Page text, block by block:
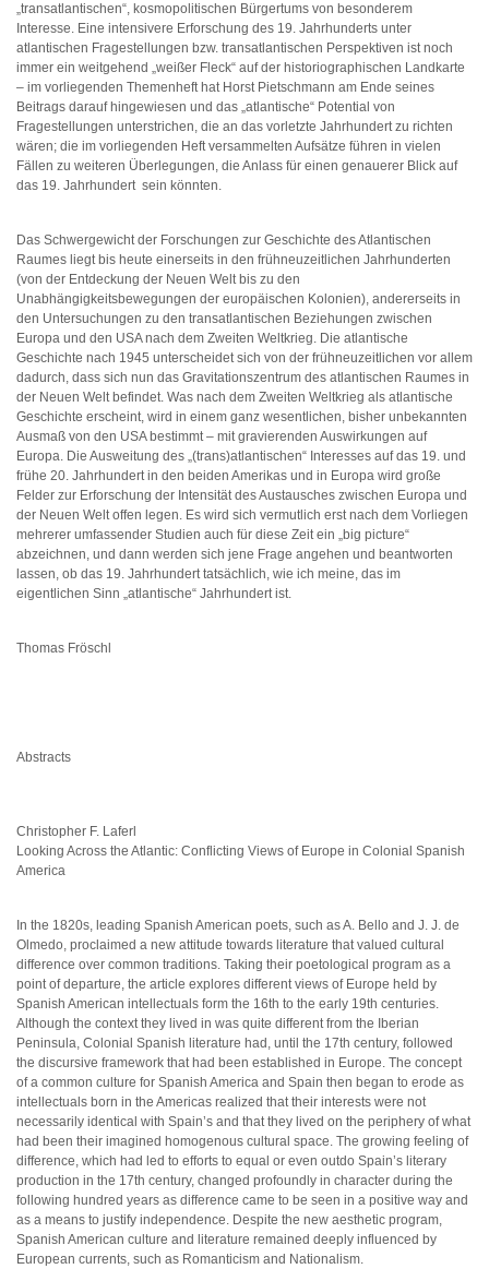
„transatlantischen“, kosmopolitischen Bürgertums von besonderem
Interesse. Eine intensivere Erforschung des 19. Jahrhunderts unter
atlantischen Fragestellungen bzw. transatlantischen Perspektiven ist noch
immer ein weitgehend „weißer Fleck“ auf der historiographischen Landkarte
– im vorliegenden Themenheft hat Horst Pietschmann am Ende seines
Beitrags darauf hingewiesen und das „atlantische“ Potential von
Fragestellungen unterstrichen, die an das vorletzte Jahrhundert zu richten
wären; die im vorliegenden Heft versammelten Aufsätze führen in vielen
Fällen zu weiteren Überlegungen, die Anlass für einen genauerer Blick auf
das 19. Jahrhundert sein könnten.
Das Schwergewicht der Forschungen zur Geschichte des Atlantischen
Raumes liegt bis heute einerseits in den frühneuzeitlichen Jahrhunderten
(von der Entdeckung der Neuen Welt bis zu den
Unabhängigkeitsbewegungen der europäischen Kolonien), andererseits in
den Untersuchungen zu den transatlantischen Beziehungen zwischen
Europa und den USA nach dem Zweiten Weltkrieg. Die atlantische
Geschichte nach 1945 unterscheidet sich von der frühneuzeitlichen vor allem
dadurch, dass sich nun das Gravitationszentrum des atlantischen Raumes in
der Neuen Welt befindet. Was nach dem Zweiten Weltkrieg als atlantische
Geschichte erscheint, wird in einem ganz wesentlichen, bisher unbekannten
Ausmaß von den USA bestimmt – mit gravierenden Auswirkungen auf
Europa. Die Ausweitung des „(trans)atlantischen“ Interesses auf das 19. und
frühe 20. Jahrhundert in den beiden Amerikas und in Europa wird große
Felder zur Erforschung der Intensität des Austausches zwischen Europa und
der Neuen Welt offen legen. Es wird sich vermutlich erst nach dem Vorliegen
mehrerer umfassender Studien auch für diese Zeit ein „big picture“
abzeichnen, und dann werden sich jene Frage angehen und beantworten
lassen, ob das 19. Jahrhundert tatsächlich, wie ich meine, das im
eigentlichen Sinn „atlantische“ Jahrhundert ist.
Thomas Fröschl
Abstracts
Christopher F. Laferl
Looking Across the Atlantic: Conflicting Views of Europe in Colonial Spanish
America
In the 1820s, leading Spanish American poets, such as A. Bello and J. J. de
Olmedo, proclaimed a new attitude towards literature that valued cultural
difference over common traditions. Taking their poetological program as a
point of departure, the article explores different views of Europe held by
Spanish American intellectuals form the 16th to the early 19th centuries.
Although the context they lived in was quite different from the Iberian
Peninsula, Colonial Spanish literature had, until the 17th century, followed
the discursive framework that had been established in Europe. The concept
of a common culture for Spanish America and Spain then began to erode as
intellectuals born in the Americas realized that their interests were not
necessarily identical with Spain’s and that they lived on the periphery of what
had been their imagined homogenous cultural space. The growing feeling of
difference, which had led to efforts to equal or even outdo Spain’s literary
production in the 17th century, changed profoundly in character during the
following hundred years as difference came to be seen in a positive way and
as a means to justify independence. Despite the new aesthetic program,
Spanish American culture and literature remained deeply influenced by
European currents, such as Romanticism and Nationalism.